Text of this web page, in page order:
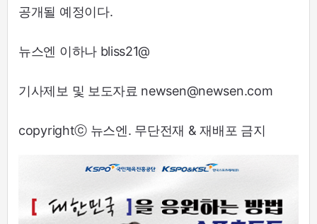
공개될 예정이다.
뉴스엔 이하나 bliss21@
기사제보 및 보도자료 newsen@newsen.com
copyrightⓒ 뉴스엔. 무단전재 & 재배포 금지